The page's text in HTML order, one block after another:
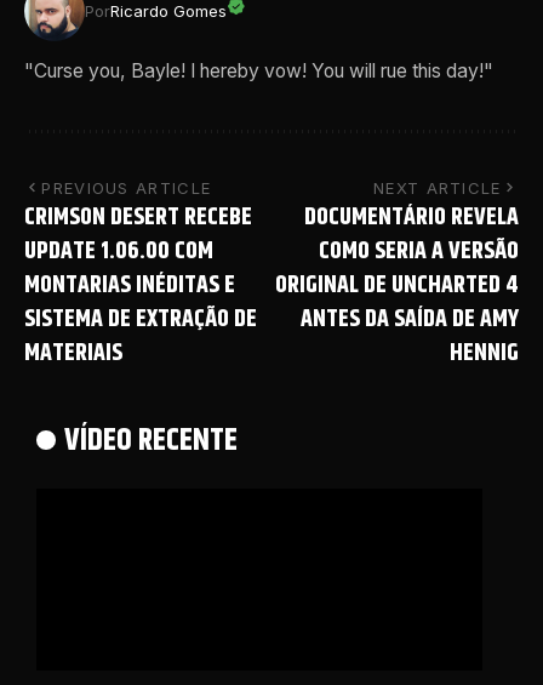
PorRicardo Gomes
"Curse you, Bayle! I hereby vow! You will rue this day!"
PREVIOUS ARTICLE
CRIMSON DESERT RECEBE
UPDATE 1.06.00 COM
MONTARIAS INÉDITAS E
SISTEMA DE EXTRAÇÃO DE
MATERIAIS
NEXT ARTICLE
DOCUMENTÁRIO REVELA
COMO SERIA A VERSÃO
ORIGINAL DE UNCHARTED 4
ANTES DA SAÍDA DE AMY
HENNIG
VÍDEO RECENTE